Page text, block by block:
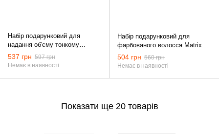
Набір подарунковий для
надання об'єму тонкому
волоссю Matrix High Amplifi
(шампунь 300 мл +
537 грн 597 грн
Немає в наявності
Набір подарунковий для
фарбованого волосся Matrix
Color Obsessed (шампунь 300
мл + кондиціонер 300 мл)
504 грн 560 грн
Немає в наявності
Показати ще 20 товарів